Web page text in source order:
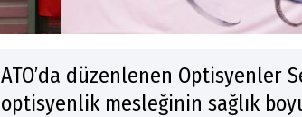
ATO’da düzenlenen Optisyenler
optisyenlik mesleğinin sağlık